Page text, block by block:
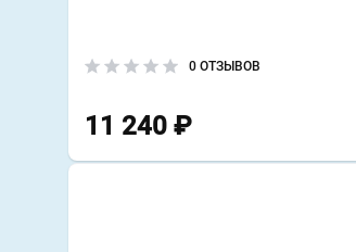
0 ОТЗЫВОВ
11 240 ₽